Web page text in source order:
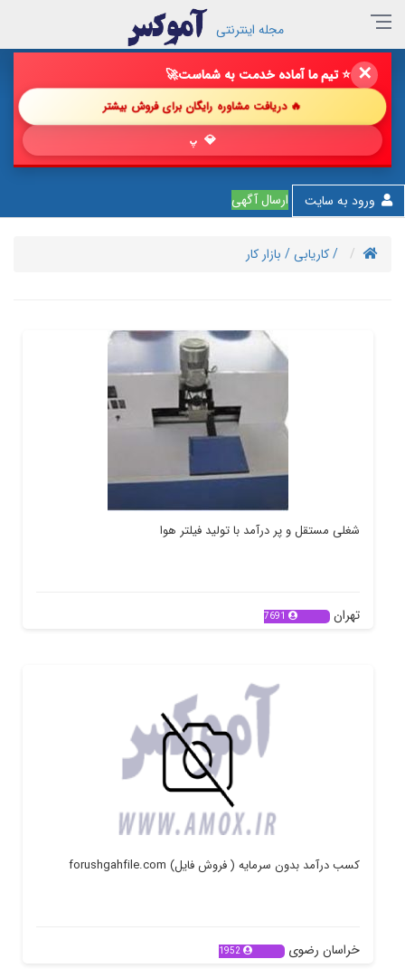
✕ 🔥 فروش خود را با ما چند برابر کن!🚀
🔥 دریافت مشاوره رایگان برای فروش بیشتر
💎 پیشنهاد شگ
ورود به سایت ارسال آگهی
مجله اینترنتی
/ کاریابی/ بازار کار
شغلی مستقل و پر درآمد با تولید فیلتر هوا
تهران 7691
کسب درآمد بدون سرمایه ( فروش فایل) forushgahfile.com
خراسان رضوی 1952